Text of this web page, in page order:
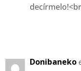
Donibaneko